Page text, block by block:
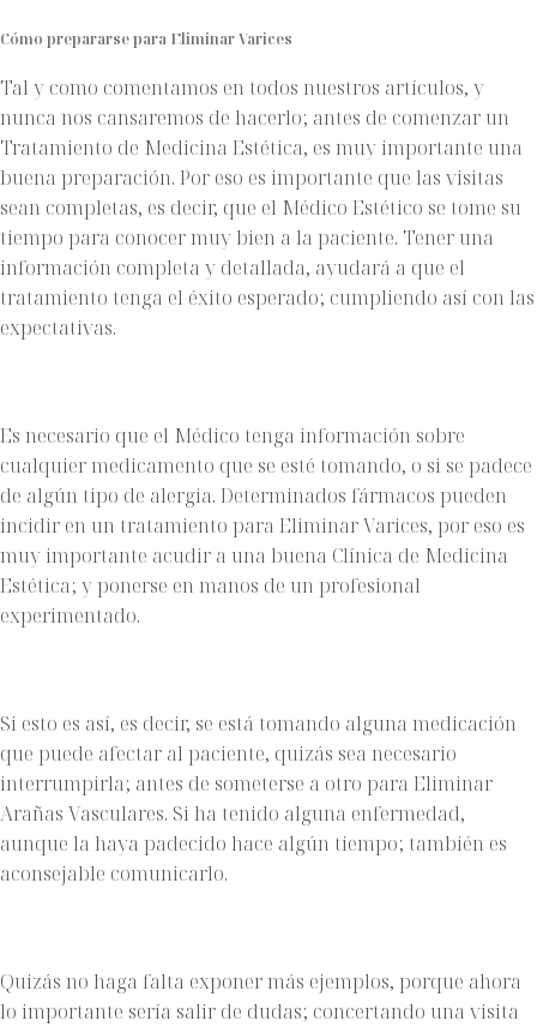
Cómo prepararse para Eliminar Varices
Tal y como comentamos en todos nuestros artículos, y
nunca nos cansaremos de hacerlo; antes de comenzar un
Tratamiento de Medicina Estética, es muy importante una
buena preparación. Por eso es importante que las visitas
sean completas, es decir, que el Médico Estético se tome su
tiempo para conocer muy bien a la paciente. Tener una
información completa y detallada, ayudará a que el
tratamiento tenga el éxito esperado; cumpliendo así con las
expectativas.
Es necesario que el Médico tenga información sobre
cualquier medicamento que se esté tomando, o si se padece
de algún tipo de alergia. Determinados fármacos pueden
incidir en un tratamiento para Eliminar Varices, por eso es
muy importante acudir a una buena Clínica de Medicina
Estética; y ponerse en manos de un profesional
experimentado.
Si esto es así, es decir, se está tomando alguna medicación
que puede afectar al paciente, quizás sea necesario
interrumpirla; antes de someterse a otro para Eliminar
Arañas Vasculares. Si ha tenido alguna enfermedad,
aunque la haya padecido hace algún tiempo; también es
aconsejable comunicarlo.
Quizás no haga falta exponer más ejemplos, porque ahora
lo importante sería salir de dudas; concertando una visita